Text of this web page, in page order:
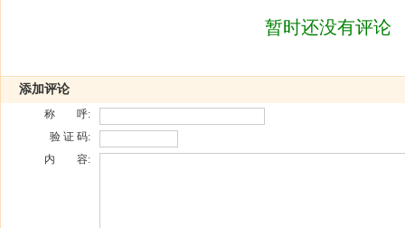
暂时还没有评论
添加评论
称 呼:
验 证 码:
内 容: